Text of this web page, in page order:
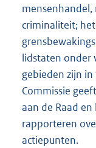
mensenhandel,
criminaliteit;
lidstaten onder
gebieden zijn
Commissie
aan de Raad
rapporteren
actiepunten.